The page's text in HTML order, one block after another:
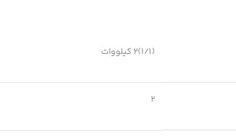
(1/1)2 کیلووات
2